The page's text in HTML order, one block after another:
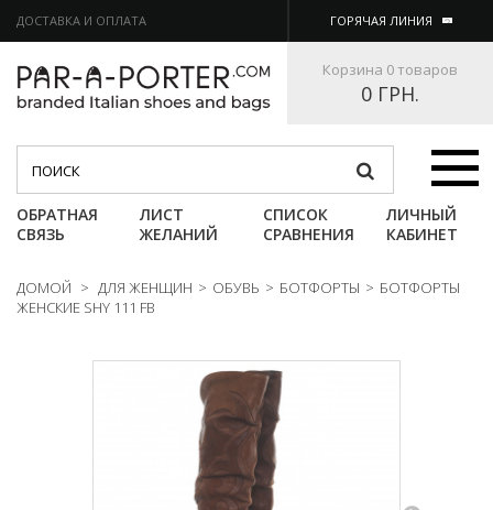
ДОСТАВКА И ОПЛАТА ГОРЯЧАЯ ЛИНИЯ
Корзина 0 товаров
0 ГРН.
Категории
ОБРАТНАЯ
СВЯЗЬ
ЛИСТ
ЖЕЛАНИЙ
СПИСОК
СРАВНЕНИЯ
ЛИЧНЫЙ
КАБИНЕТ
ДОМОЙ > ДЛЯ ЖЕНЩИН > ОБУВЬ > БОТФОРТЫ > БОТФОРТЫ
ЖЕНСКИЕ SHY 111 FB